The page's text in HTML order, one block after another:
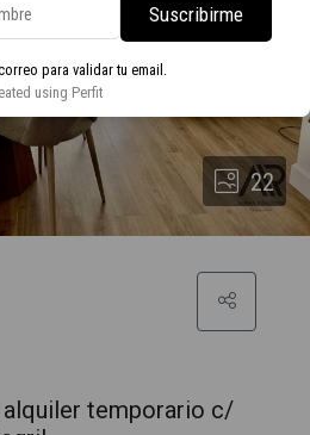
Suscribirme
para validar tu email.
using Perfit
22
temporario c/